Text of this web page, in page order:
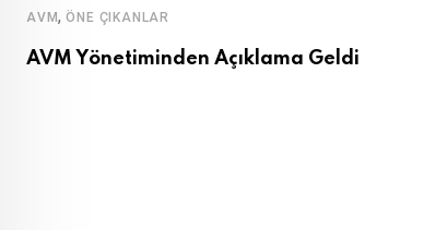
AVM,ÖNE ÇIKANLAR
AVM Yönetiminden Açıklama Geldi